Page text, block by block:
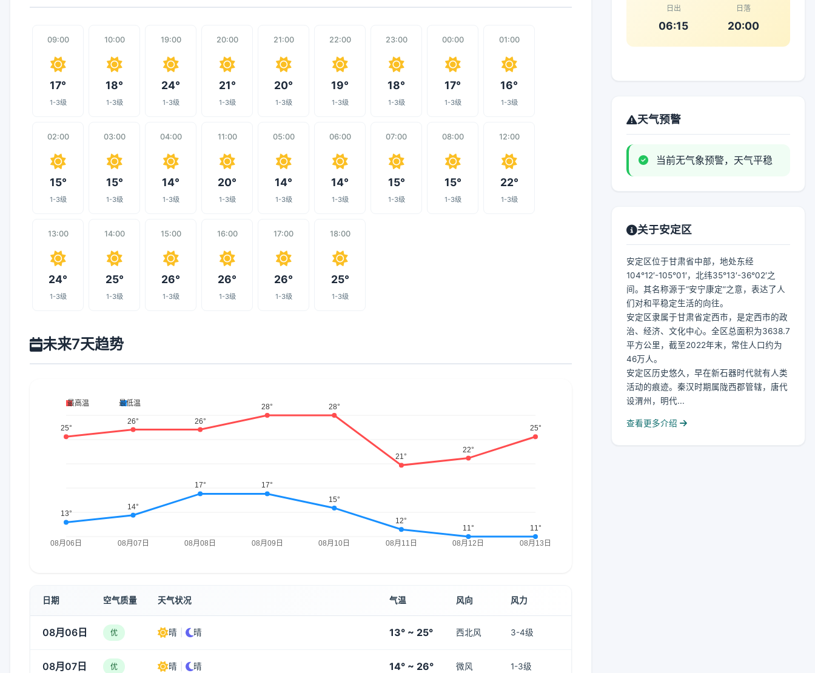
09:00
17°
1-3级
10:00
18°
1-3级
19:00
24°
1-3级
20:00
21°
1-3级
21:00
20°
1-3级
22:00
19°
1-3级
23:00
18°
1-3级
00:00
17°
1-3级
01:00
16°
1-3级
02:00
15°
1-3级
03:00
15°
1-3级
04:00
14°
1-3级
11:00
20°
1-3级
05:00
14°
1-3级
06:00
14°
1-3级
07:00
15°
1-3级
08:00
15°
1-3级
12:00
22°
1-3级
13:00
24°
1-3级
14:00
25°
1-3级
15:00
26°
1-3级
16:00
26°
1-3级
17:00
26°
1-3级
18:00
25°
1-3级
未来7天趋势
日期 空气质量 天气状况 气温 风向 风力
08月06日 优 晴 晴 13° ~ 25° 西北风 3-4级
08月07日 优 晴 晴 14° ~ 26° 微风 1-3级
日出
06:15
日落
20:00
天气预警
当前无气象预警，天气平稳
关于安定区
安定区位于甘肃省中部，地处东经
104°12′-105°01′，北纬35°13′-36°02′之
间。其名称源于“安宁康定”之意，表达了人
们对和平稳定生活的向往。
安定区隶属于甘肃省定西市，是定西市的政
治、经济、文化中心。全区总面积为3638.7
平方公里，截至2022年末，常住人口约为
46万人。
安定区历史悠久，早在新石器时代就有人类
活动的痕迹。秦汉时期属陇西郡管辖，唐代
设渭州，明代...
查看更多介绍